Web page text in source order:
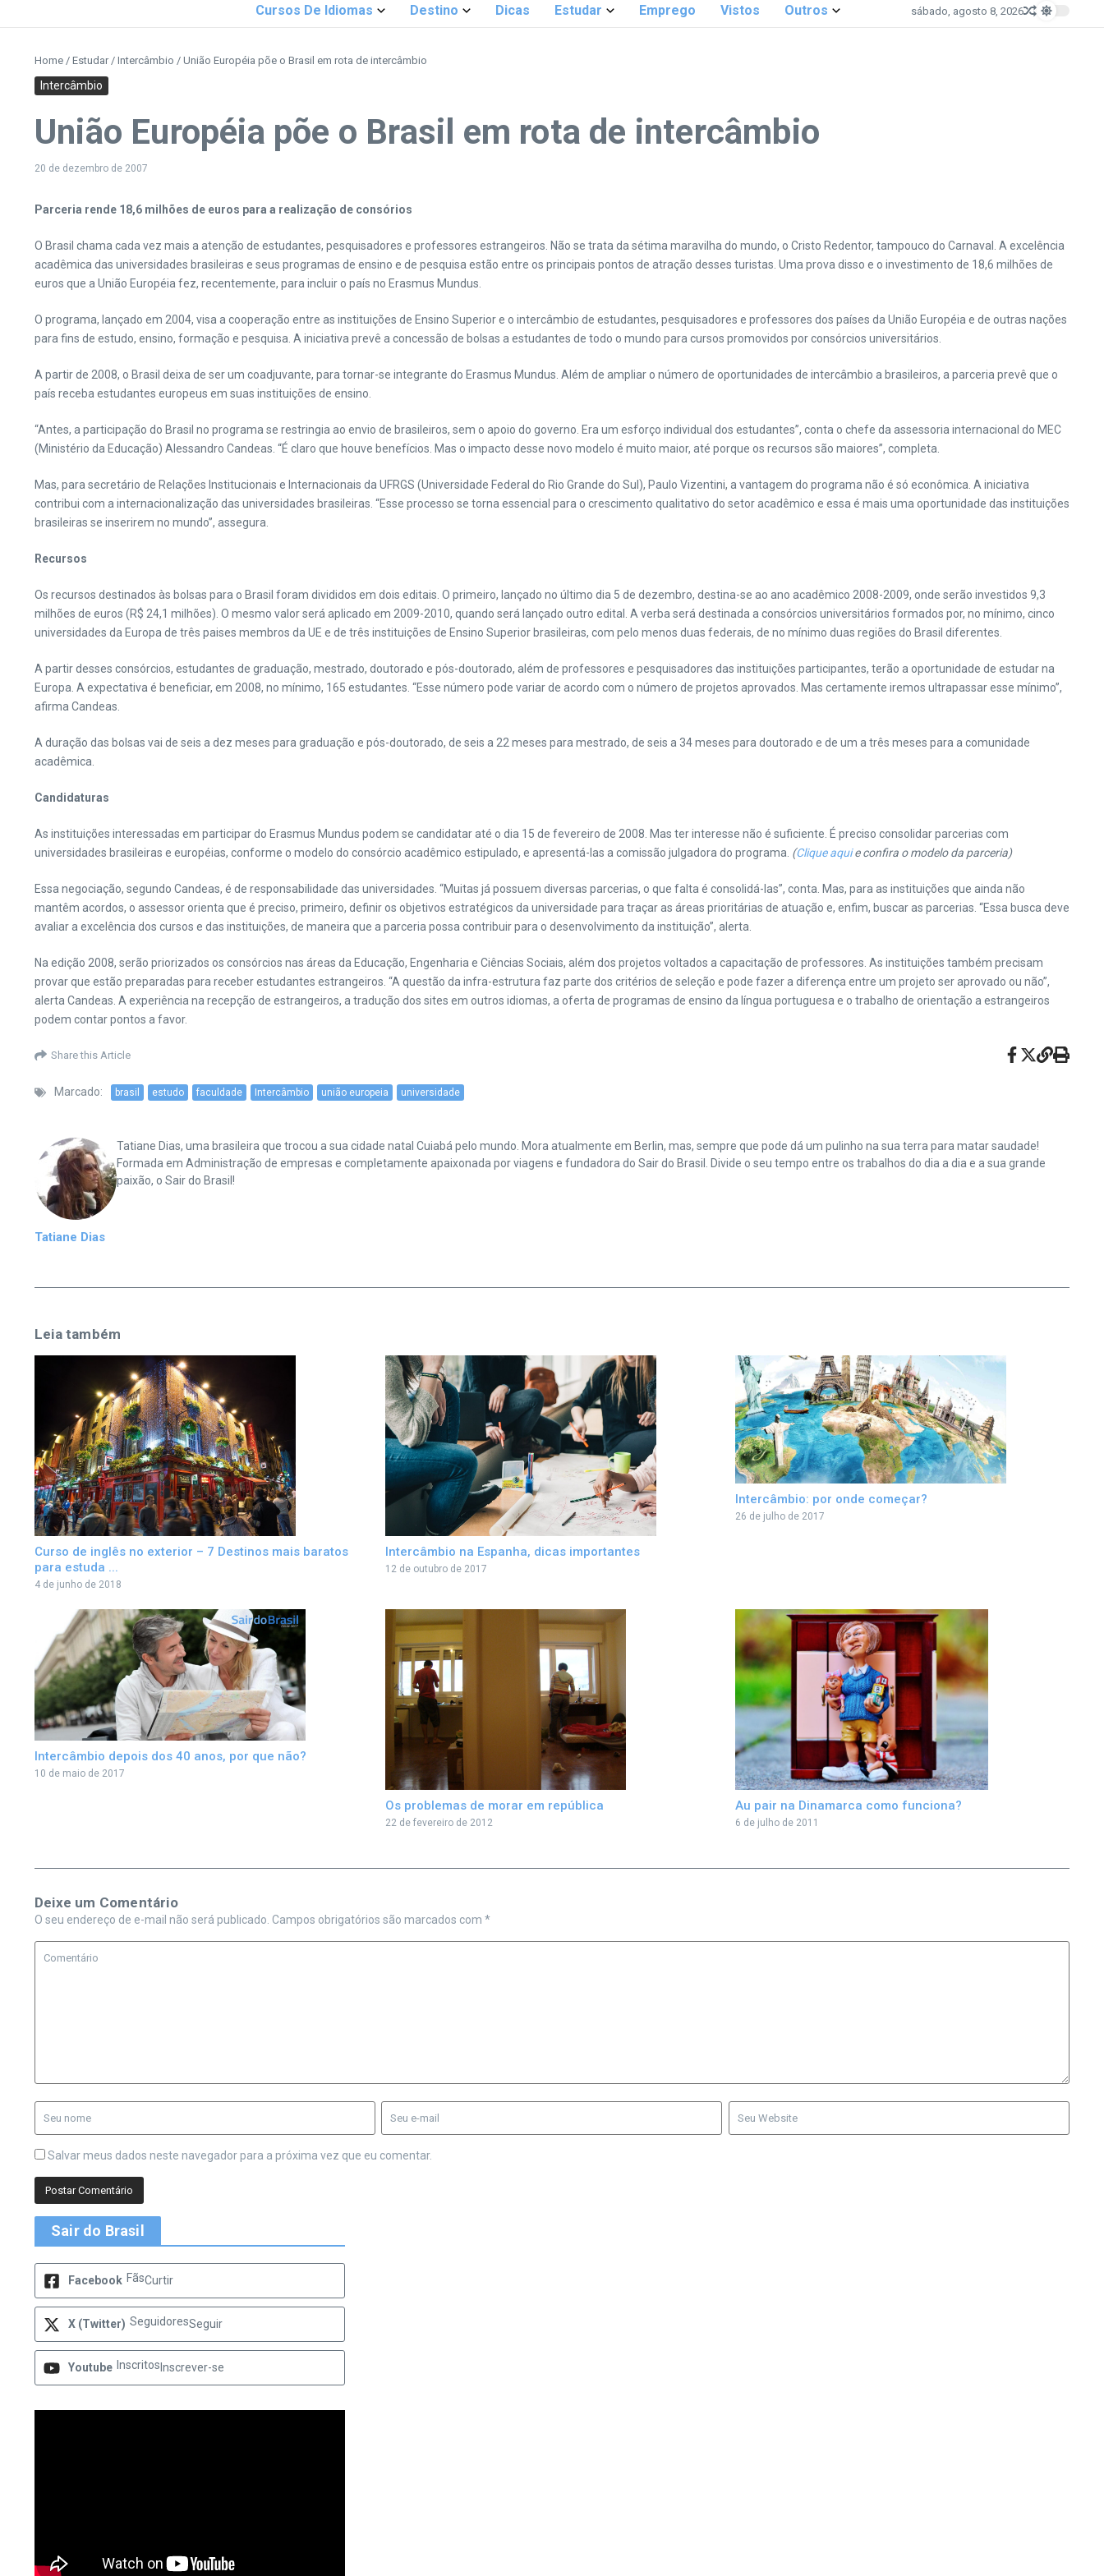
Cursos De Idiomas Destino Dicas Estudar Emprego Vistos Outros sábado, agosto 8, 2026
Home / Estudar / Intercâmbio / União Européia põe o Brasil em rota de intercâmbio
Intercâmbio
União Européia põe o Brasil em rota de intercâmbio
20 de dezembro de 2007
Parceria rende 18,6 milhões de euros para a realização de consórios
O Brasil chama cada vez mais a atenção de estudantes, pesquisadores e professores estrangeiros. Não se trata da sétima maravilha do mundo, o Cristo Redentor, tampouco do Carnaval. A excelência
acadêmica das universidades brasileiras e seus programas de ensino e de pesquisa estão entre os principais pontos de atração desses turistas. Uma prova disso e o investimento de 18,6 milhões de
euros que a União Européia fez, recentemente, para incluir o país no Erasmus Mundus.
O programa, lançado em 2004, visa a cooperação entre as instituições de Ensino Superior e o intercâmbio de estudantes, pesquisadores e professores dos países da União Européia e de outras nações
para fins de estudo, ensino, formação e pesquisa. A iniciativa prevê a concessão de bolsas a estudantes de todo o mundo para cursos promovidos por consórcios universitários.
A partir de 2008, o Brasil deixa de ser um coadjuvante, para tornar-se integrante do Erasmus Mundus. Além de ampliar o número de oportunidades de intercâmbio a brasileiros, a parceria prevê que o
país receba estudantes europeus em suas instituições de ensino.
“Antes, a participação do Brasil no programa se restringia ao envio de brasileiros, sem o apoio do governo. Era um esforço individual dos estudantes”, conta o chefe da assessoria internacional do MEC
(Ministério da Educação) Alessandro Candeas. “É claro que houve benefícios. Mas o impacto desse novo modelo é muito maior, até porque os recursos são maiores”, completa.
Mas, para secretário de Relações Institucionais e Internacionais da UFRGS (Universidade Federal do Rio Grande do Sul), Paulo Vizentini, a vantagem do programa não é só econômica. A iniciativa
contribui com a internacionalização das universidades brasileiras. “Esse processo se torna essencial para o crescimento qualitativo do setor acadêmico e essa é mais uma oportunidade das instituições
brasileiras se inserirem no mundo”, assegura.
Recursos
Os recursos destinados às bolsas para o Brasil foram divididos em dois editais. O primeiro, lançado no último dia 5 de dezembro, destina-se ao ano acadêmico 2008-2009, onde serão investidos 9,3
milhões de euros (R$ 24,1 milhões). O mesmo valor será aplicado em 2009-2010, quando será lançado outro edital. A verba será destinada a consórcios universitários formados por, no mínimo, cinco
universidades da Europa de três paises membros da UE e de três instituições de Ensino Superior brasileiras, com pelo menos duas federais, de no mínimo duas regiões do Brasil diferentes.
A partir desses consórcios, estudantes de graduação, mestrado, doutorado e pós-doutorado, além de professores e pesquisadores das instituições participantes, terão a oportunidade de estudar na
Europa. A expectativa é beneficiar, em 2008, no mínimo, 165 estudantes. “Esse número pode variar de acordo com o número de projetos aprovados. Mas certamente iremos ultrapassar esse mínimo”,
afirma Candeas.
A duração das bolsas vai de seis a dez meses para graduação e pós-doutorado, de seis a 22 meses para mestrado, de seis a 34 meses para doutorado e de um a três meses para a comunidade
acadêmica.
Candidaturas
As instituições interessadas em participar do Erasmus Mundus podem se candidatar até o dia 15 de fevereiro de 2008. Mas ter interesse não é suficiente. É preciso consolidar parcerias com
universidades brasileiras e européias, conforme o modelo do consórcio acadêmico estipulado, e apresentá-las a comissão julgadora do programa. (Clique aquie confira o modelo da parceria)
Essa negociação, segundo Candeas, é de responsabilidade das universidades. “Muitas já possuem diversas parcerias, o que falta é consolidá-las”, conta. Mas, para as instituições que ainda não
mantêm acordos, o assessor orienta que é preciso, primeiro, definir os objetivos estratégicos da universidade para traçar as áreas prioritárias de atuação e, enfim, buscar as parcerias. “Essa busca deve
avaliar a excelência dos cursos e das instituições, de maneira que a parceria possa contribuir para o desenvolvimento da instituição”, alerta.
Na edição 2008, serão priorizados os consórcios nas áreas da Educação, Engenharia e Ciências Sociais, além dos projetos voltados a capacitação de professores. As instituições também precisam
provar que estão preparadas para receber estudantes estrangeiros. “A questão da infra-estrutura faz parte dos critérios de seleção e pode fazer a diferença entre um projeto ser aprovado ou não”,
alerta Candeas. A experiência na recepção de estrangeiros, a tradução dos sites em outros idiomas, a oferta de programas de ensino da língua portuguesa e o trabalho de orientação a estrangeiros
podem contar pontos a favor.
Share this Article
Marcado: brasil estudo faculdade Intercâmbio união europeia universidade
Tatiane Dias
Tatiane Dias, uma brasileira que trocou a sua cidade natal Cuiabá pelo mundo. Mora atualmente em Berlin, mas, sempre que pode dá um pulinho na sua terra para matar saudade!
Formada em Administração de empresas e completamente apaixonada por viagens e fundadora do Sair do Brasil. Divide o seu tempo entre os trabalhos do dia a dia e a sua grande
paixão, o Sair do Brasil!
Leia também
Curso de inglês no exterior – 7 Destinos mais baratos
para estuda ...
4 de junho de 2018
Intercâmbio na Espanha, dicas importantes
12 de outubro de 2017
Intercâmbio: por onde começar?
26 de julho de 2017
Intercâmbio depois dos 40 anos, por que não?
10 de maio de 2017
Os problemas de morar em república
22 de fevereiro de 2012
Au pair na Dinamarca como funciona?
6 de julho de 2011
Deixe um Comentário
O seu endereço de e-mail não será publicado. Campos obrigatórios são marcados com *
Salvar meus dados neste navegador para a próxima vez que eu comentar.
Sair do Brasil
Facebook FãsCurtir
X (Twitter) SeguidoresSeguir
Youtube Inscritos Inscrever-se